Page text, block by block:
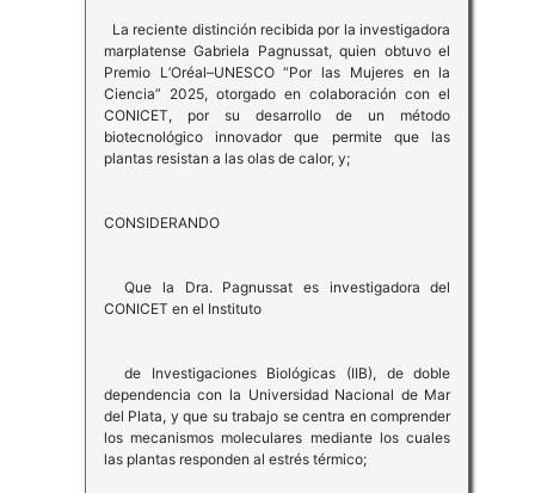
La reciente distinción recibida por la investigadora
marplatense Gabriela Pagnussat, quien obtuvo el
Premio L’Oréal–UNESCO “Por las Mujeres en la
Ciencia” 2025, otorgado en colaboración con el
CONICET, por su desarrollo de un método
biotecnológico innovador que permite que las
plantas resistan a las olas de calor, y;
CONSIDERANDO
Que la Dra. Pagnussat es investigadora del
CONICET en el Instituto
de Investigaciones Biológicas (IIB), de doble
dependencia con la Universidad Nacional de Mar
del Plata, y que su trabajo se centra en comprender
los mecanismos moleculares mediante los cuales
las plantas responden al estrés térmico;